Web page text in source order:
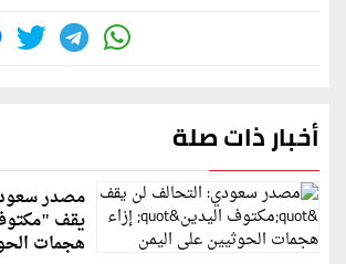
أخبار ذات صلة
مصدر
يقف
هجمات